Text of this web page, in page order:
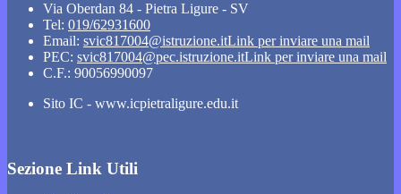
Via Oberdan 84 - Pietra Ligure - SV
Tel: 019/62931600
Email: svic817004@istruzione.itLink per inviare una mail
PEC: svic817004@pec.istruzione.itLink per inviare una mail
C.F.: 90056990097
Sito IC - www.icpietraligure.edu.it
Sezione Link Utili